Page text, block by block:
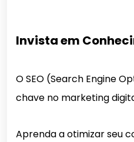
Invista em
O SEO (Search Engine
chave no marketing
Aprenda a otimizar seu